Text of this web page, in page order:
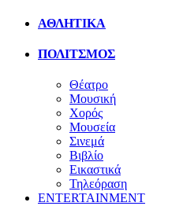
ΑΘΛΗΤΙΚΑ
ΠΟΛΙΤΣΜΟΣ
Θέατρο
Μουσική
Χορός
Μουσεία
Σινεμά
Βιβλίο
Εικαστικά
Τηλεόραση
ENTERTAINMENT